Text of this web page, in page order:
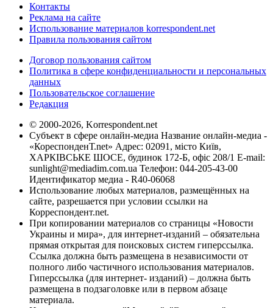
Контакты
Реклама на сайте
Использование материалов korrespondent.net
Правила пользования сайтом
Договор пользования сайтом
Политика в сфере конфиденциальности и персональных
данных
Пользовательское соглашение
Редакция
© 2000-2026, Korrespondent.net
Субъект в сфере онлайн-медиа Название онлайн-медиа -
«КореспонденТ.net» Адрес: 02091, місто Київ,
ХАРКІВСЬКЕ ШОСЕ, будинок 172-Б, офіс 208/1 E-mail:
sunlight@mediadim.com.ua Телефон: 044-205-43-00
Идентификатор медиа - R40-06068
Использование любых материалов, размещённых на
сайте, разрешается при условии ссылки на
Корреспондент.net.
При копировании материалов со страницы «Новости
Украины и мира», для интернет-изданий – обязательна
прямая открытая для поисковых систем гиперссылка.
Ссылка должна быть размещена в независимости от
полного либо частичного использования материалов.
Гиперссылка (для интернет- изданий) – должна быть
размещена в подзаголовке или в первом абзаце
материала.